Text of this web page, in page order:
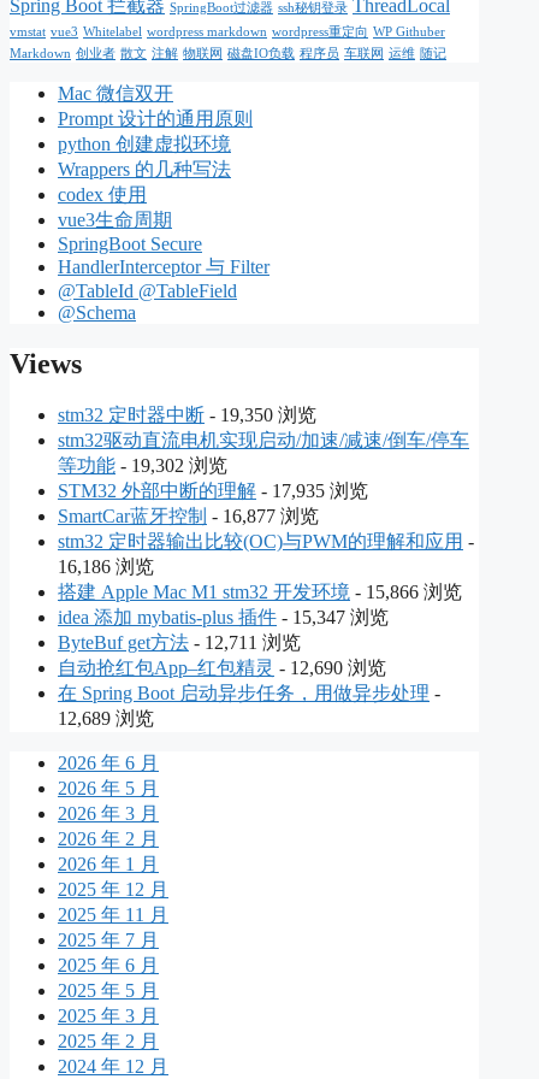
Spring Boot 拦截器 SpringBoot过滤器 ssh秘钥登录 ThreadLocal
vmstat vue3 Whitelabel wordpress markdown wordpress重定向 WP Githuber
Markdown 创业者 散文 注解 物联网 磁盘IO负载 程序员 车联网 运维 随记
Mac 微信双开
Prompt 设计的通用原则
python 创建虚拟环境
Wrappers 的几种写法
codex 使用
vue3生命周期
SpringBoot Secure
HandlerInterceptor 与 Filter
@TableId @TableField
@Schema
Views
stm32 定时器中断 - 19,350 浏览
stm32驱动直流电机实现启动/加速/减速/倒车/停车
等功能 - 19,302 浏览
STM32 外部中断的理解 - 17,935 浏览
SmartCar蓝牙控制 - 16,877 浏览
stm32 定时器输出比较(OC)与PWM的理解和应用 -
16,186 浏览
搭建 Apple Mac M1 stm32 开发环境 - 15,866 浏览
idea 添加 mybatis-plus 插件 - 15,347 浏览
ByteBuf get方法 - 12,711 浏览
自动抢红包App–红包精灵 - 12,690 浏览
在 Spring Boot 启动异步任务，用做异步处理 -
12,689 浏览
2026 年 6 月
2026 年 5 月
2026 年 3 月
2026 年 2 月
2026 年 1 月
2025 年 12 月
2025 年 11 月
2025 年 7 月
2025 年 6 月
2025 年 5 月
2025 年 3 月
2025 年 2 月
2024 年 12 月